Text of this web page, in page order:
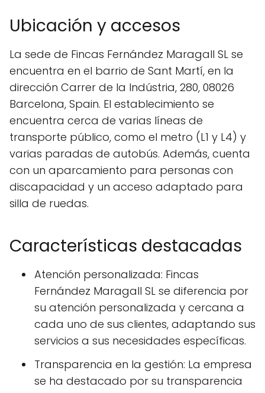
Ubicación y accesos
La sede de Fincas Fernández Maragall SL se
encuentra en el barrio de Sant Martí, en la
dirección Carrer de la Indústria, 280, 08026
Barcelona, Spain. El establecimiento se
encuentra cerca de varias líneas de
transporte público, como el metro (L1 y L4) y
varias paradas de autobús. Además, cuenta
con un aparcamiento para personas con
discapacidad y un acceso adaptado para
silla de ruedas.
Características destacadas
Atención personalizada: Fincas
Fernández Maragall SL se diferencia por
su atención personalizada y cercana a
cada uno de sus clientes, adaptando sus
servicios a sus necesidades específicas.
Transparencia en la gestión: La empresa
se ha destacado por su transparencia